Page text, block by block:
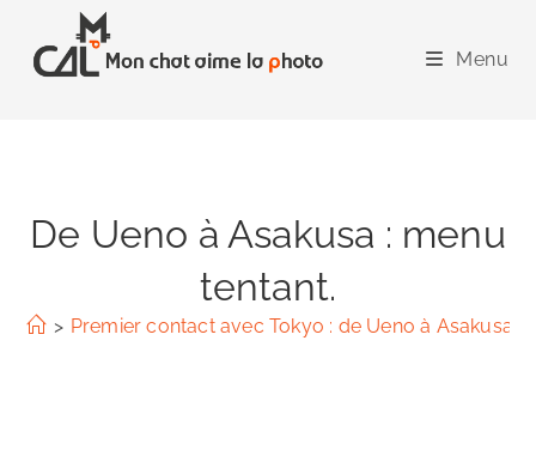
content
Menu
De Ueno à Asakusa : menu
tentant.
> Premier contact avec Tokyo : de Ueno à Asakusa